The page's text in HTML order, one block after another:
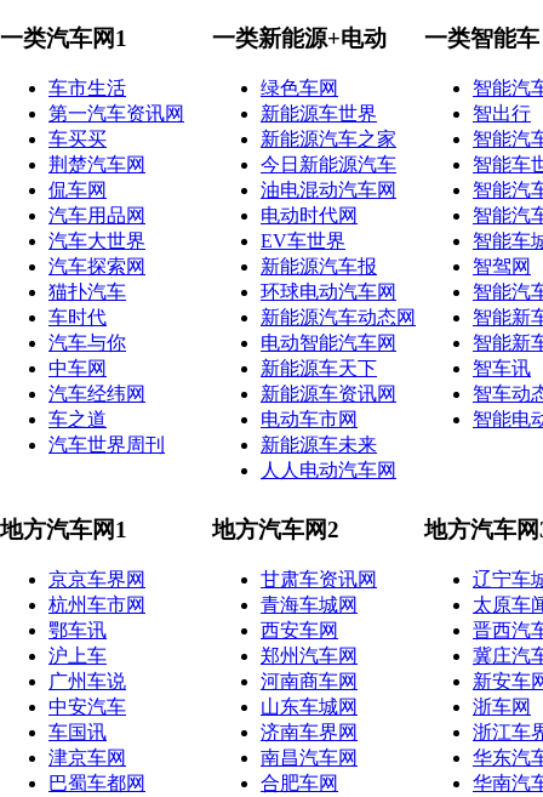
一类汽车网1
车市生活
第一汽车资讯网
车买买
荆楚汽车网
侃车网
汽车用品网
汽车大世界
汽车探索网
猫扑汽车
车时代
汽车与你
中车网
汽车经纬网
车之道
汽车世界周刊
一类新能源+电动
绿色车网
新能源车世界
新能源汽车之家
今日新能源汽车
油电混动汽车网
电动时代网
EV车世界
新能源汽车报
环球电动汽车网
新能源汽车动态网
电动智能汽车网
新能源车天下
新能源车资讯网
电动车市网
新能源车未来
人人电动汽车网
一类智能车
智能汽
智出行
智能汽
智能车
智能汽
智能汽
智能车
智驾网
智能汽
智能新
智能新
智车讯
智车动
智能电
地方汽车网1
京京车界网
杭州车市网
鄂车讯
沪上车
广州车说
中安汽车
车国讯
津京车网
巴蜀车都网
地方汽车网2
甘肃车资讯网
青海车城网
西安车网
郑州汽车网
河南商车网
山东车城网
济南车界网
南昌汽车网
合肥车网
地方汽车网
辽宁车
太原车
晋西汽
冀庄汽
新安车
浙车网
浙江车
华东汽
华南汽